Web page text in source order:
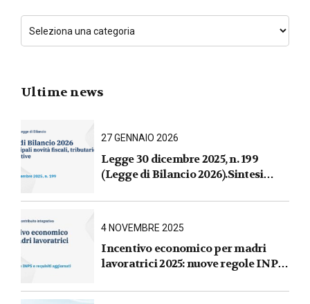
Ultime news
27 GENNAIO 2026
Legge 30 dicembre 2025, n. 199
(Legge di Bilancio 2026).Sintesi
fiscali, tributarie, contributive e per
4 NOVEMBRE 2025
Incentivo economico per madri
lavoratrici 2025: nuove regole INPS